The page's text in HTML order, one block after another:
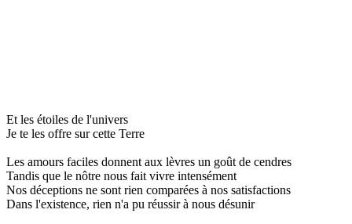
Et les étoiles de l'univers
Je te les offre sur cette Terre
Les amours faciles donnent aux lèvres un goût de cendres
Tandis que le nôtre nous fait vivre intensément
Nos déceptions ne sont rien comparées à nos satisfactions
Dans l'existence, rien n'a pu réussir à nous désunir